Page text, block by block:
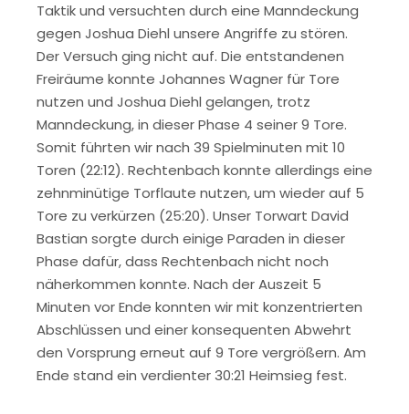
Taktik und versuchten durch eine Manndeckung
gegen Joshua Diehl unsere Angriffe zu stören.
Der Versuch ging nicht auf. Die entstandenen
Freiräume konnte Johannes Wagner für Tore
nutzen und Joshua Diehl gelangen, trotz
Manndeckung, in dieser Phase 4 seiner 9 Tore.
Somit führten wir nach 39 Spielminuten mit 10
Toren (22:12). Rechtenbach konnte allerdings eine
zehnminütige Torflaute nutzen, um wieder auf 5
Tore zu verkürzen (25:20). Unser Torwart David
Bastian sorgte durch einige Paraden in dieser
Phase dafür, dass Rechtenbach nicht noch
näherkommen konnte. Nach der Auszeit 5
Minuten vor Ende konnten wir mit konzentrierten
Abschlüssen und einer konsequenten Abwehrt
den Vorsprung erneut auf 9 Tore vergrößern. Am
Ende stand ein verdienter 30:21 Heimsieg fest.